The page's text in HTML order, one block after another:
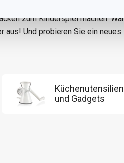
. Wir
zum Kinderspiel machen.
aus! Und probieren Sie ein
Küchenutensilien
und Gadgets